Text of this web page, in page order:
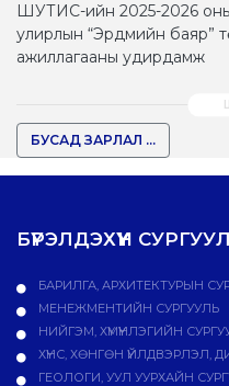
ШУТИС-ийн 2025-2026
улирлын “Эрдмийн баяр”
ажиллагааны удирдамж
БУСАД ЗАРЛАЛ ...
БҮРЭЛДЭХҮҮН
БАРИЛГА, АРХИТЕКТУРЫН
МЕНЕЖМЕНТИЙН СУРГУУЛЬ
НИЙГЭМ, ХҮМҮҮНЛЭГИЙН
ХҮНС, ХӨНГӨН ҮЙЛДВЭРЛЭЛ,
ГЕОЛОГИ, УУЛ УУРХАЙН